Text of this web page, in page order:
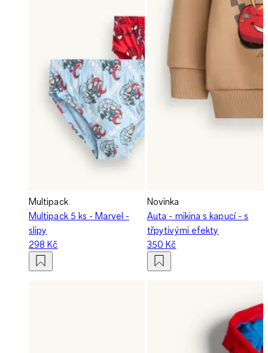
Multipack
Multipack 5 ks - Marvel -
slipy
298 Kč
Novinka
Auta - mikina s kapucí - s
třpytivými efekty
350 Kč